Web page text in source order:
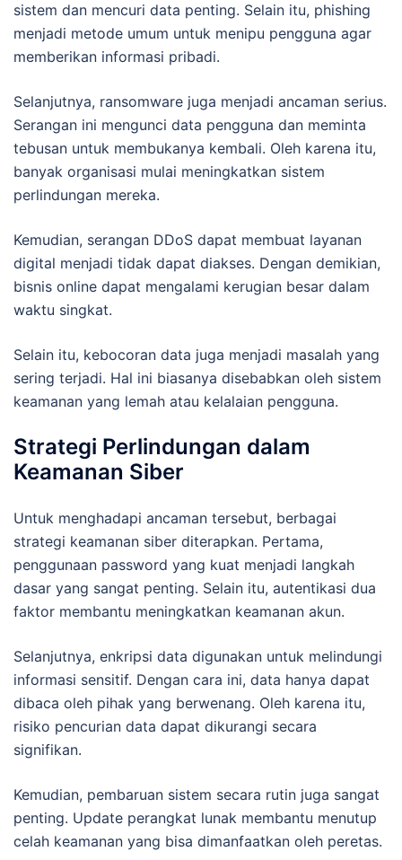
sistem dan mencuri data penting. Selain itu, phishing
menjadi metode umum untuk menipu pengguna agar
memberikan informasi pribadi.
Selanjutnya, ransomware juga menjadi ancaman serius.
Serangan ini mengunci data pengguna dan meminta
tebusan untuk membukanya kembali. Oleh karena itu,
banyak organisasi mulai meningkatkan sistem
perlindungan mereka.
Kemudian, serangan DDoS dapat membuat layanan
digital menjadi tidak dapat diakses. Dengan demikian,
bisnis online dapat mengalami kerugian besar dalam
waktu singkat.
Selain itu, kebocoran data juga menjadi masalah yang
sering terjadi. Hal ini biasanya disebabkan oleh sistem
keamanan yang lemah atau kelalaian pengguna.
Strategi Perlindungan dalam
Keamanan Siber
Untuk menghadapi ancaman tersebut, berbagai
strategi keamanan siber diterapkan. Pertama,
penggunaan password yang kuat menjadi langkah
dasar yang sangat penting. Selain itu, autentikasi dua
faktor membantu meningkatkan keamanan akun.
Selanjutnya, enkripsi data digunakan untuk melindungi
informasi sensitif. Dengan cara ini, data hanya dapat
dibaca oleh pihak yang berwenang. Oleh karena itu,
risiko pencurian data dapat dikurangi secara
signifikan.
Kemudian, pembaruan sistem secara rutin juga sangat
penting. Update perangkat lunak membantu menutup
celah keamanan yang bisa dimanfaatkan oleh peretas.